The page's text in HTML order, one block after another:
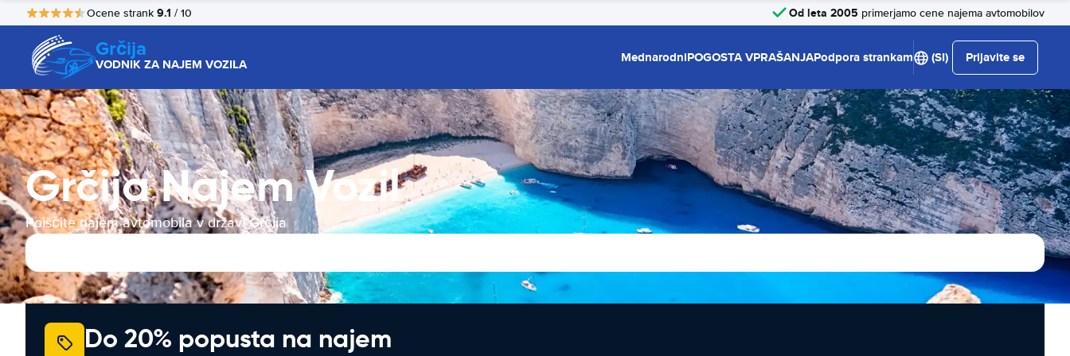
Ocene strank 9.1 / 10 Od leta 2005 primerjamo cene najema avtomobilov
Grčija
VODNIK ZA NAJEM VOZILA MednarodniPOGOSTA VPRAŠANJAPodpora strankam (SI) Prijavite se
Grčija Najem Vozil
Poiščite najem avtomobila v državi Grčija
Do 20% popusta na najem